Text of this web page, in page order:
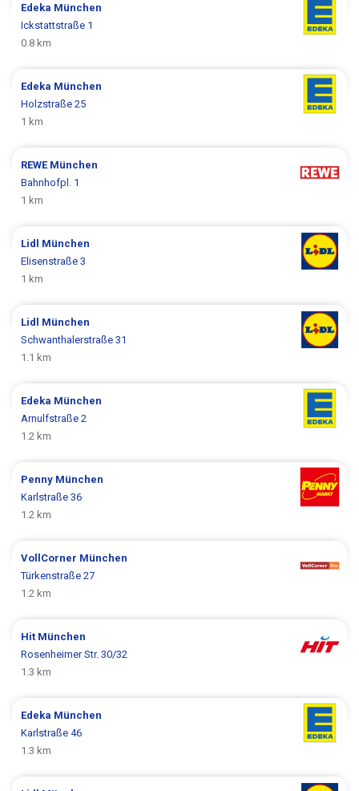
Edeka München
Ickstattstraße 1
0.8 km
Edeka München
Holzstraße 25
1 km
REWE München
Bahnhofpl. 1
1 km
Lidl München
Elisenstraße 3
1 km
Lidl München
Schwanthalerstraße 31
1.1 km
Edeka München
Arnulfstraße 2
1.2 km
Penny München
Karlstraße 36
1.2 km
VollCorner München
Türkenstraße 27
1.2 km
Hit München
Rosenheimer Str. 30/32
1.3 km
Edeka München
Karlstraße 46
1.3 km